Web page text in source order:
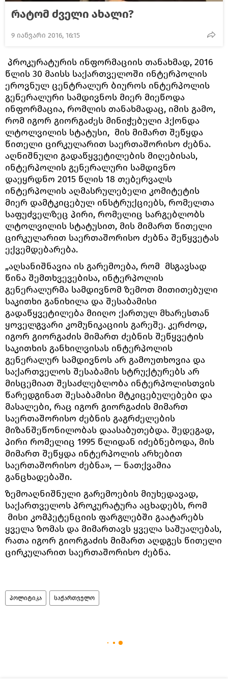
რატომ ძველი ახალი?
9 იანვარი 2016, 16:15
პროკურატურის ინფორმაციის თანახმად, 2016
წლის 30 მაისს საქართველოში ინტერპოლის
ეროვნულ ცენტრალურ ბიუროს ინტერპოლის
გენერალური სამდივნოს მიერ მიეწოდა
ინფორმაცია, რომლის თანახმადაც, იმის გამო,
რომ იგორ გიორგაძეს მინიჭებული ჰქონდა
ლტოლვილის სტატუსი, მის მიმართ შეწყდა
წითელი ცირკულარით საერთაშორისო ძებნა.
აღნიშნული გადაწყვეტილების მიღებისას,
ინტერპოლის გენერალური სამდივნო
დაეყრდნო 2015 წლის 18 თებერვალს
ინტერპოლის აღმასრულებელი კომიტეტის
მიერ დამტკიცებულ ინსტრუქციებს, რომელთა
საფუძველზეც პირი, რომელიც სარგებლობს
ლტოლვილის სტატუსით, მის მიმართ წითელი
ცირკულარით საერთაშორისო ძებნა შეწყვეტას
ექვემდებარება.
„აღსანიშნავია ის გარემოება, რომ მსგავსად
წინა შემთხვევებისა, ინტერპოლის
გენერალურმა სამდივნომ ზემოთ მითითებული
საკითხი განიხილა და შესაბამისი
გადაწყვეტილება მიიღო ქართულ მხარესთან
ყოველგვარი კომუნიკაციის გარეშე. კერძოდ,
იგორ გიორგაძის მიმართ ძებნის შეწყვეტის
საკითხის განხილვისას ინტერპოლის
გენერალურ სამდივნოს არ გამოუთხოვია და
საქართველოს შესაბამის სტრუქტურებს არ
მისცემიათ შესაძლებლობა ინტერპოლისთვის
წარედგინათ შესაბამისი მტკიცებულებები და
მასალები, რაც იგორ გიორგაძის მიმართ
საერთაშორისო ძებნის გაგრძელების
მიზანშეწონილობას დაასაბუთებდა. შედეგად,
პირი რომელიც 1995 წლიდან იძებნებოდა, მის
მიმართ შეწყდა ინტერპოლის არხებით
საერთაშორისო ძებნა», — ნათქვამია
განცხადებაში.
ზემოაღნიშნული გარემოების მიუხედავად,
საქართველოს პროკურატურა აცხადებს, რომ
მისი კომპეტენციის ფარგლებში გაატარებს
ყველა ზომას და მიმართავს ყველა საშუალებას,
რათა იგორ გიორგაძის მიმართ აღდგეს წითელი
ცირკულარით საერთაშორისო ძებნა.
პოლიტიკა საქართველო